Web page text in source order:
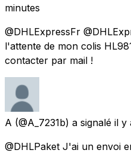
minutes
@DHLExpressFr
l'attente de mon colis
contacter par mail !
A (@A_7231b) a signalé il y
@DHLPaket J'ai un envoi